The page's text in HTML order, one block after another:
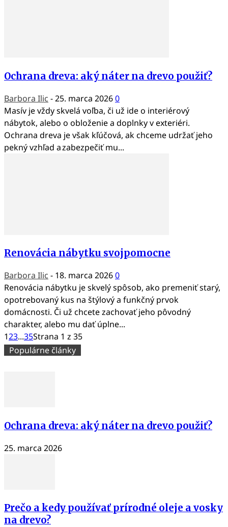
Ochrana dreva: aký náter na drevo použiť?
Barbora Ilic -25. marca 20260
Masív je vždy skvelá voľba, či už ide o interiérový
nábytok, alebo o obloženie a doplnky v exteriéri.
Ochrana dreva je však kľúčová, ak chceme udržať jeho
pekný vzhľad a zabezpečiť mu...
Renovácia nábytku svojpomocne
Barbora Ilic - 18. marca 20260
Renovácia nábytku je skvelý spôsob, ako premeniť starý,
opotrebovaný kus na štýlový a funkčný prvok
domácnosti. Či už chcete zachovať jeho pôvodný
charakter, alebo mu dať úplne...
123...35Strana 1 z 35
Populárne články
Ochrana dreva: aký náter na drevo použiť?
25. marca 2026
Prečo a kedy používať prírodné oleje a vosky
na drevo?